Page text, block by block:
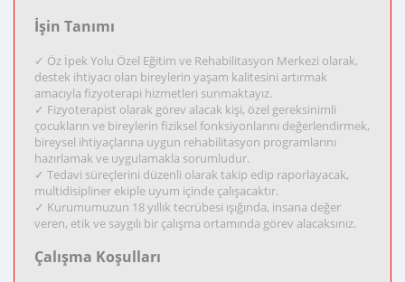
İşin Tanımı
✓ Öz İpek Yolu Özel Eğitim ve Rehabilitasyon Merkezi olarak,
destek ihtiyacı olan bireylerin yaşam kalitesini artırmak
amacıyla fizyoterapi hizmetleri sunmaktayız.
✓ Fizyoterapist olarak görev alacak kişi, özel gereksinimli
çocukların ve bireylerin fiziksel fonksiyonlarını değerlendirmek,
bireysel ihtiyaçlarına uygun rehabilitasyon programlarını
hazırlamak ve uygulamakla sorumludur.
✓ Tedavi süreçlerini düzenli olarak takip edip raporlayacak,
multidisipliner ekiple uyum içinde çalışacaktır.
✓ Kurumumuzun 18 yıllık tecrübesi ışığında, insana değer
veren, etik ve saygılı bir çalışma ortamında görev alacaksınız.
Çalışma Koşulları